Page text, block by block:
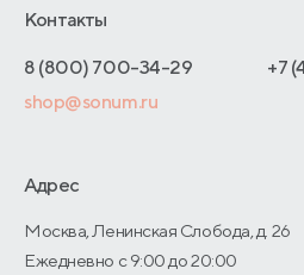
Отзывы покупателей
Как оформить заказ
Адреса магазинов
Договор-оферты
Отельерам
Оптовые продажи
О производстве
Контакты
8 (800) 700-34-29
+7
shop@sonum.ru
Адрес
Москва, Ленинская Слобода, д. 26
Ежедневно с 9:00 до 20:00